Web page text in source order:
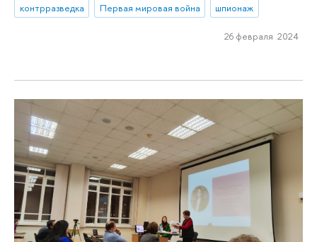
контрразведка
Первая мировая война шпионаж
26 февраля 2024